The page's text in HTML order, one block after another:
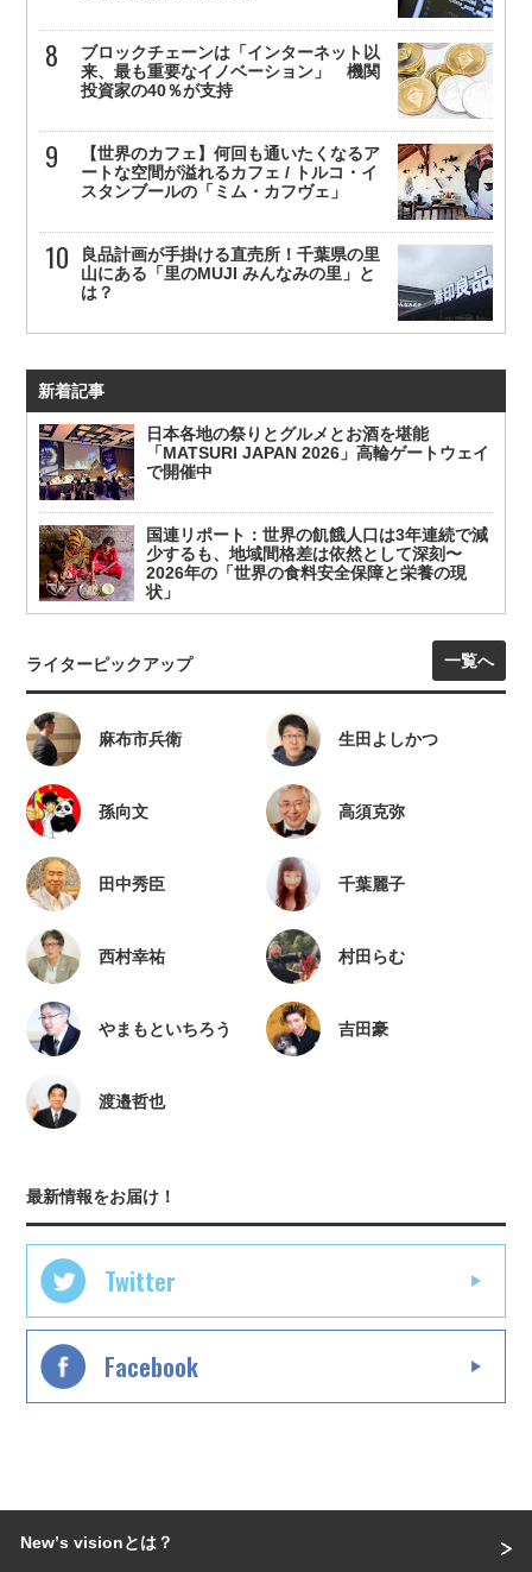
ブロックチェーンは「インターネット以
来、最も重要なイノベーション」 機関
投資家の40％が支持
【世界のカフェ】何回も通いたくなるア
ートな空間が溢れるカフェ / トルコ・イ
スタンブールの「ミム・カフヴェ」
良品計画が手掛ける直売所！千葉県の里
山にある「里のMUJI みんなみの里」と
は？
新着記事
日本各地の祭りとグルメとお酒を堪能
「MATSURI JAPAN 2026」高輪ゲートウェイ
で開催中
国連リポート：世界の飢餓人口は3年連続で減
少するも、地域間格差は依然として深刻〜
2026年の「世界の食料安全保障と栄養の現
状」
ライターピックアップ 一覧へ
麻布市兵衛 生田よしかつ
孫向文 高須克弥
田中秀臣 千葉麗子
西村幸祐 村田らむ
やまもといちろう 吉田豪
渡邉哲也
最新情報をお届け！
Twitter
Facebook
Newʼs visionとは？